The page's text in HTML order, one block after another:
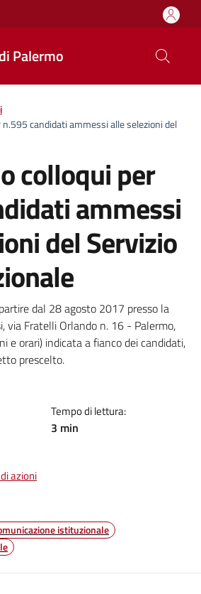
Palermo
n.595 candidati ammessi alle selezioni del
colloqui per
ammessi
del Servizio
notizia
dal 28 agosto 2017 presso la
via Fratelli Orlando n. 16 - Palermo,
e orari) indicata a fianco dei candidati,
prescelto.
Tempo di lettura:
3 min
azioni
istituzionale